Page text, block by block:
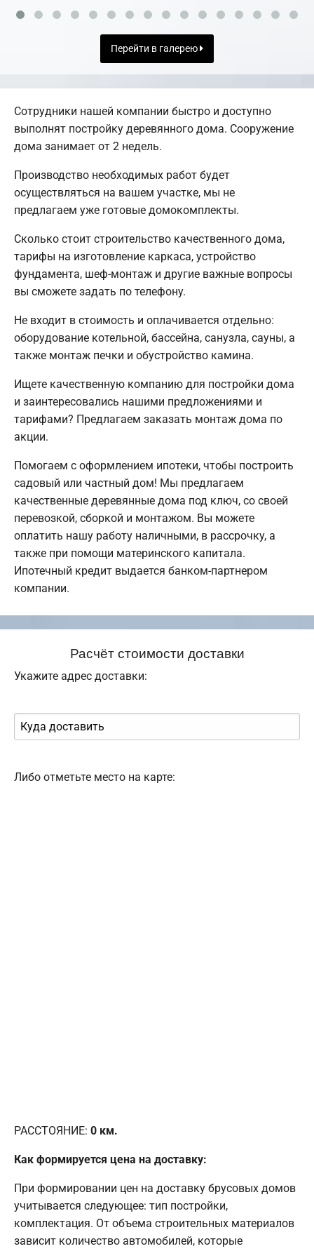
Перейти в галерею
Сотрудники нашей компании быстро и доступно
выполнят постройку деревянного дома. Сооружение
дома занимает от 2 недель.
Производство необходимых работ будет
осуществляться на вашем участке, мы не
предлагаем уже готовые домокомплекты.
Сколько стоит строительство качественного дома,
тарифы на изготовление каркаса, устройство
фундамента, шеф-монтаж и другие важные вопросы
вы сможете задать по телефону.
Не входит в стоимость и оплачивается отдельно:
оборудование котельной, бассейна, санузла, сауны, а
также монтаж печки и обустройство камина.
Ищете качественную компанию для постройки дома
и заинтересовались нашими предложениями и
тарифами? Предлагаем заказать монтаж дома по
акции.
Помогаем с оформлением ипотеки, чтобы построить
садовый или частный дом! Мы предлагаем
качественные деревянные дома под ключ, со своей
перевозкой, сборкой и монтажом. Вы можете
оплатить нашу работу наличными, в рассрочку, а
также при помощи материнского капитала.
Ипотечный кредит выдается банком-партнером
компании.
Расчёт стоимости доставки
Укажите адрес доставки:
Либо отметьте место на карте:
РАССТОЯНИЕ: 0 км.
Как формируется цена на доставку:
При формировании цен на доставку брусовых домов
учитывается следующее: тип постройки,
комплектация. От объема строительных материалов
зависит количество автомобилей, которые